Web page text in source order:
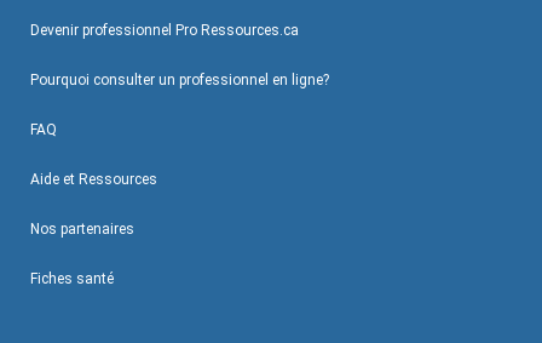
Devenir professionnel Pro Ressources.ca
Pourquoi consulter un professionnel en ligne?
FAQ
Aide et Ressources
Nos partenaires
Fiches santé